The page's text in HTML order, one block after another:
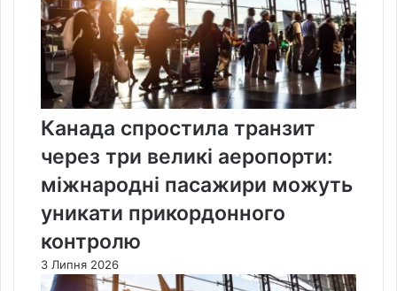
Канада спростила транзит
через три великі аеропорти:
міжнародні пасажири можуть
уникати прикордонного
контролю
3 Липня 2026